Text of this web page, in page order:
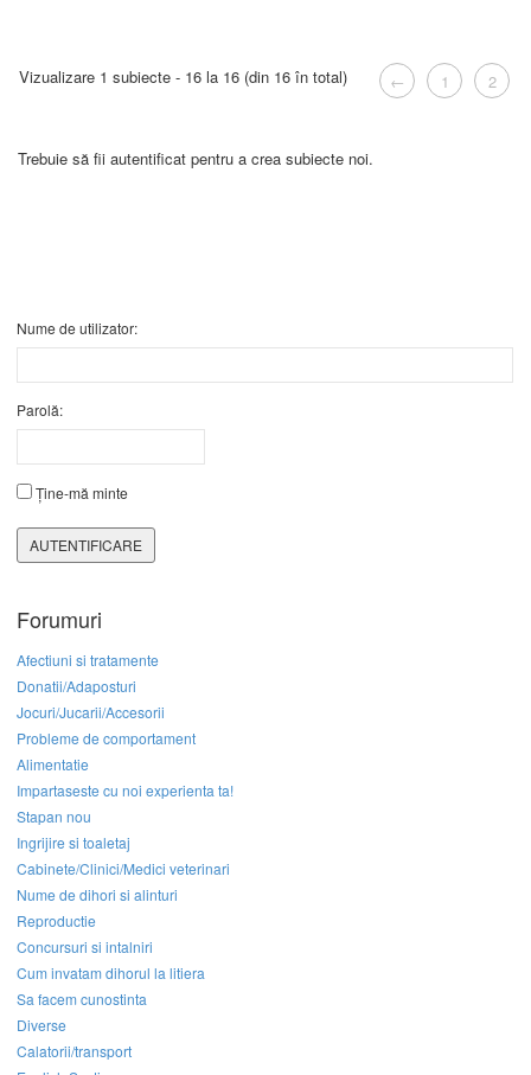
Vizualizare 1 subiecte - 16 la 16 (din 16 în total) ← 1 2
Trebuie să fii autentificat pentru a crea subiecte noi.
Nume de utilizator:
Parolă:
Ține-mă minte
AUTENTIFICARE
Forumuri
Afectiuni si tratamente
Donatii/Adaposturi
Jocuri/Jucarii/Accesorii
Probleme de comportament
Alimentatie
Impartaseste cu noi experienta ta!
Stapan nou
Ingrijire si toaletaj
Cabinete/Clinici/Medici veterinari
Nume de dihori si alinturi
Reproductie
Concursuri si intalniri
Cum invatam dihorul la litiera
Sa facem cunostinta
Diverse
Calatorii/transport